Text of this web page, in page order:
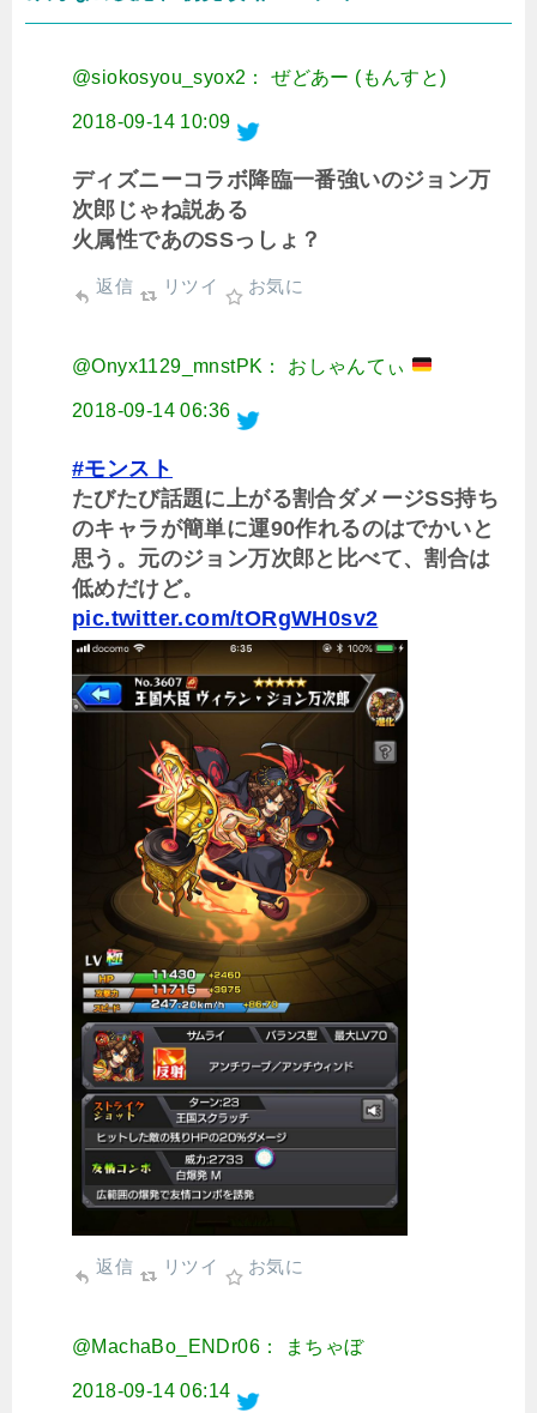
@siokosyou_syox2： ぜどあー (もんすと)
2018-09-14 10:09
ディズニーコラボ降臨一番強いのジョン万
次郎じゃね説ある
火属性であのSSっしょ？
返信 リツイ お気に
@Onyx1129_mnstPK： おしゃんてぃ
2018-09-14 06:36
#モンスト
たびたび話題に上がる割合ダメージSS持ち
のキャラが簡単に運90作れるのはでかいと
思う。元のジョン万次郎と比べて、割合は
低めだけど。
pic.twitter.com/tORgWH0sv2
返信 リツイ お気に
@MachaBo_ENDr06： まちゃぼ
2018-09-14 06:14